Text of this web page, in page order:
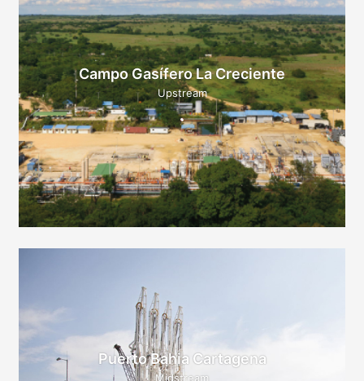
Campo Gasífero La Creciente
Upstream
Puerto Bahia Cartagena
Midstream